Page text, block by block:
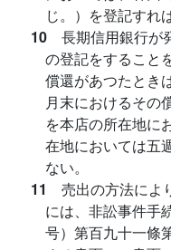
じ。）を登記すれ
10 長期信用銀行が
の登記をすること
償還があつたとき
月末におけるその
を本店の所在地に
在地においては五
ない。
11 売出の方法によ
には、非訟事件手
号）第百九十一條